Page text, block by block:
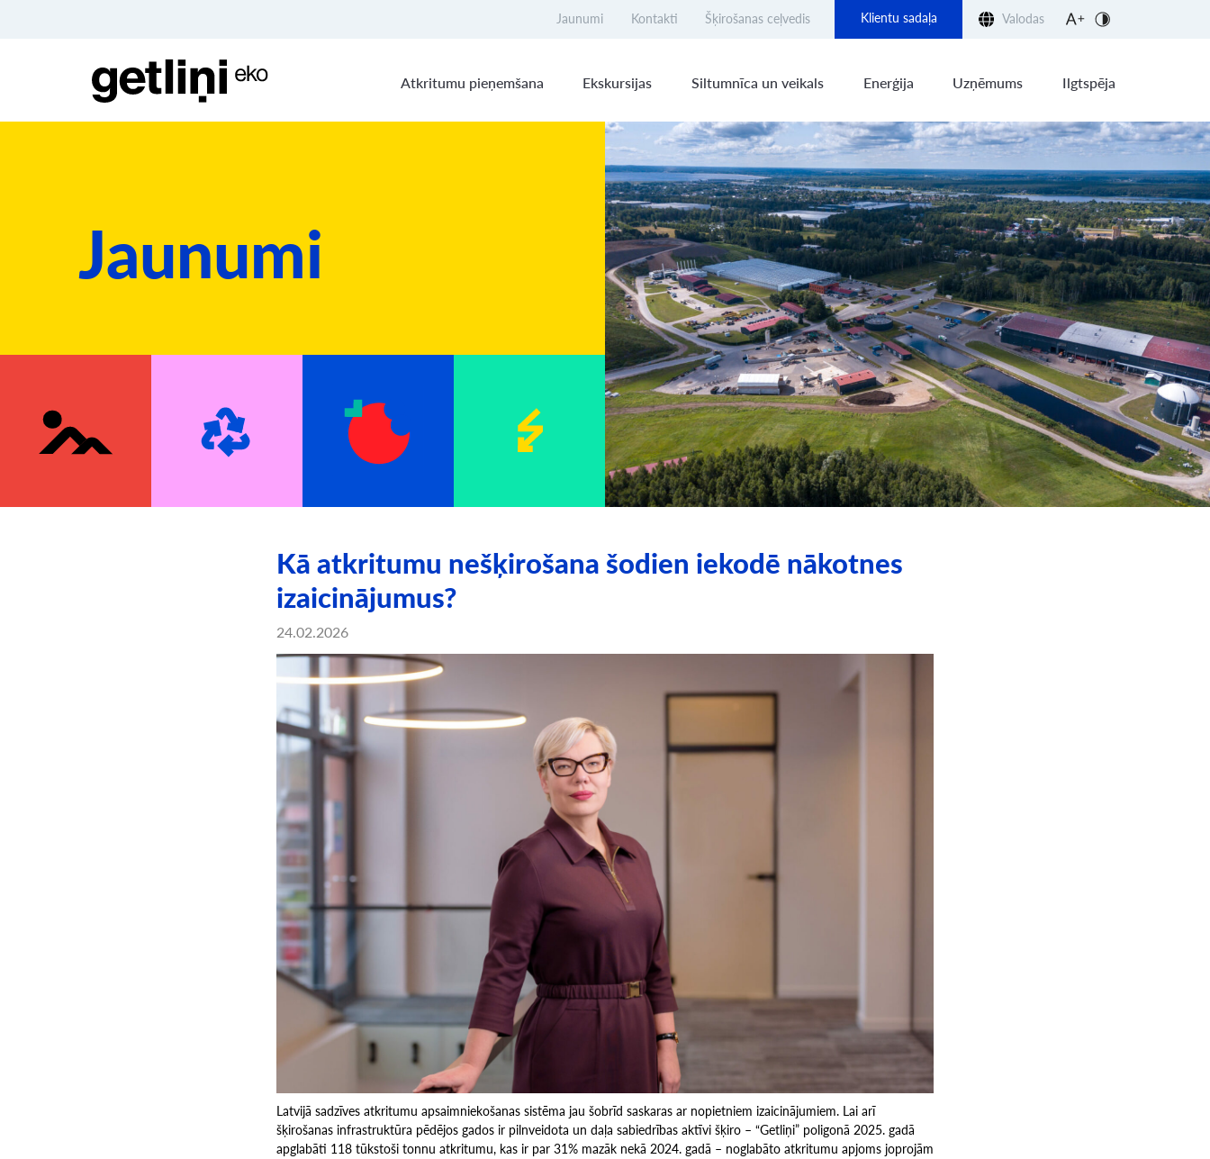
Jaunumi Kontakti Šķirošanas ceļvedis Klientu sadaļa Valodas
Atkritumu pieņemšana Ekskursijas Siltumnīca un veikals Enerģija Uzņēmums Ilgtspēja
Jaunumi
Kā atkritumu nešķirošana šodien iekodē nākotnes
izaicinājumus?
24.02.2026
Latvijā sadzīves atkritumu apsaimniekošanas sistēma jau šobrīd saskaras ar nopietniem izaicinājumiem. Lai arī
šķirošanas infrastruktūra pēdējos gados ir pilnveidota un daļa sabiedrības aktīvi šķiro – “Getliņi” poligonā 2025. gadā
apglabāti 118 tūkstoši tonnu atkritumu, kas ir par 31% mazāk nekā 2024. gadā – noglabāto atkritumu apjoms joprojām